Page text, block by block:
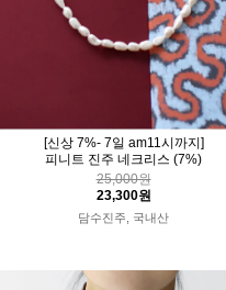
[신상 7%- 7일 am11시까지]
피니트 진주 네크리스 (7%)
25,000원
23,300원
담수진주, 국내산